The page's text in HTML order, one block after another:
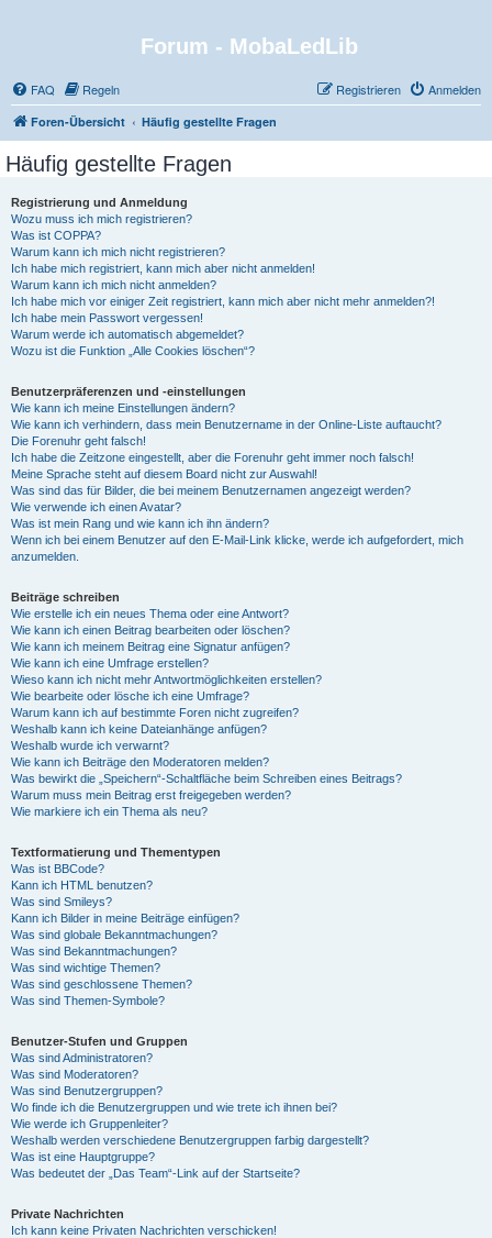
Forum - MobaLedLib
FAQ Regeln Anmelden
Registrieren
Foren-Übersicht Häufig gestellte Fragen
Häufig gestellte Fragen
Registrierung und Anmeldung
Wozu muss ich mich registrieren?
Was ist COPPA?
Warum kann ich mich nicht registrieren?
Ich habe mich registriert, kann mich aber nicht anmelden!
Warum kann ich mich nicht anmelden?
Ich habe mich vor einiger Zeit registriert, kann mich aber nicht mehr anmelden?!
Ich habe mein Passwort vergessen!
Warum werde ich automatisch abgemeldet?
Wozu ist die Funktion „Alle Cookies löschen“?
Benutzerpräferenzen und -einstellungen
Wie kann ich meine Einstellungen ändern?
Wie kann ich verhindern, dass mein Benutzername in der Online-Liste auftaucht?
Die Forenuhr geht falsch!
Ich habe die Zeitzone eingestellt, aber die Forenuhr geht immer noch falsch!
Meine Sprache steht auf diesem Board nicht zur Auswahl!
Was sind das für Bilder, die bei meinem Benutzernamen angezeigt werden?
Wie verwende ich einen Avatar?
Was ist mein Rang und wie kann ich ihn ändern?
Wenn ich bei einem Benutzer auf den E-Mail-Link klicke, werde ich aufgefordert, mich
anzumelden.
Beiträge schreiben
Wie erstelle ich ein neues Thema oder eine Antwort?
Wie kann ich einen Beitrag bearbeiten oder löschen?
Wie kann ich meinem Beitrag eine Signatur anfügen?
Wie kann ich eine Umfrage erstellen?
Wieso kann ich nicht mehr Antwortmöglichkeiten erstellen?
Wie bearbeite oder lösche ich eine Umfrage?
Warum kann ich auf bestimmte Foren nicht zugreifen?
Weshalb kann ich keine Dateianhänge anfügen?
Weshalb wurde ich verwarnt?
Wie kann ich Beiträge den Moderatoren melden?
Was bewirkt die „Speichern“-Schaltfläche beim Schreiben eines Beitrags?
Warum muss mein Beitrag erst freigegeben werden?
Wie markiere ich ein Thema als neu?
Textformatierung und Thementypen
Was ist BBCode?
Kann ich HTML benutzen?
Was sind Smileys?
Kann ich Bilder in meine Beiträge einfügen?
Was sind globale Bekanntmachungen?
Was sind Bekanntmachungen?
Was sind wichtige Themen?
Was sind geschlossene Themen?
Was sind Themen-Symbole?
Benutzer-Stufen und Gruppen
Was sind Administratoren?
Was sind Moderatoren?
Was sind Benutzergruppen?
Wo finde ich die Benutzergruppen und wie trete ich ihnen bei?
Wie werde ich Gruppenleiter?
Weshalb werden verschiedene Benutzergruppen farbig dargestellt?
Was ist eine Hauptgruppe?
Was bedeutet der „Das Team“-Link auf der Startseite?
Private Nachrichten
Ich kann keine Privaten Nachrichten verschicken!